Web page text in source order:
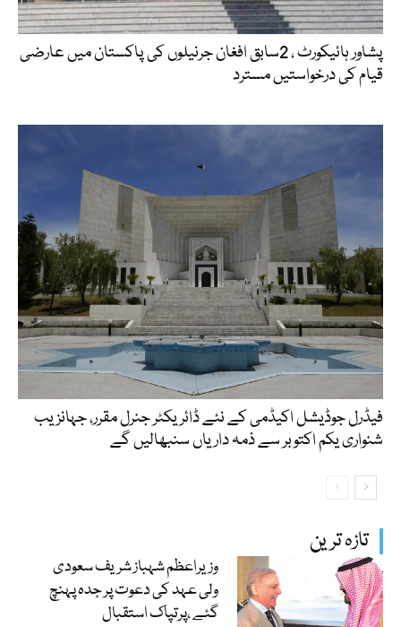
تازہ ترین
وزیراعظم شہباز شریف سعودی
ولی عہد کی دعوت پر جدہ پہنچ
گئے ،پرتپاک استقبال
پشاور ہائیکورٹ ، 2سابق افغان جرنیلوں کی پاکستان میں عارضی
قیام کی درخواستیں مسترد
فیڈرل جوڈیشل اکیڈمی کے نئے ڈائریکٹر جنرل مقرر، جہانزیب
شنواری یکم اکتوبر سے ذمہ داریاں سنبھالیں گے